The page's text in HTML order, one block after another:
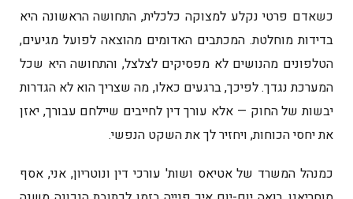
כשאדם פרטי נקלע למצוקה כלכלית, התחושה הראשונה היא
בדידות מוחלטת. המכתבים האדומים מהוצאה לפועל מגיעים,
הטלפונים מהנושים לא מפסיקים לצלצל, והתחושה היא שכל
המערכת נגדך. לפיכך, ברגעים כאלו, מה שצריך הוא לא הגדרות
יבשות של החוק — אלא עורך דין לחייבים שיילחם עבורך, יאזן
את יחסי הכוחות, ויחזיר לך את השקט הנפשי.
כמנהל המשרד של אטיאס ושות' עורכי דין ונוטריון, אני, אסף